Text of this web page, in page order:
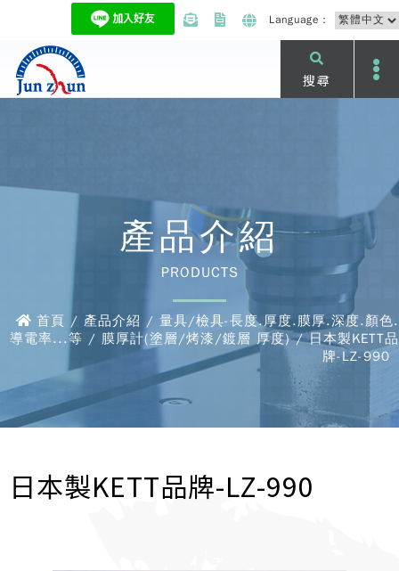
Language：
搜尋
產品介紹
PRODUCTS
首頁 / 產品介紹 / 量具/檢具-長度.厚度.膜厚.深度.顏色.
導電率...等 / 膜厚計(塗層/烤漆/鍍層 厚度) / 日本製KETT品
牌-LZ-990
日本製KETT品牌-LZ-990